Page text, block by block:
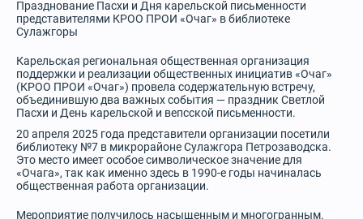
Празднование Пасхи и Дня карельской письменности
представителями КРОО ПРОИ «Очаг» в библиотеке
Сулажгоры
Карельская региональная общественная организация
поддержки и реализации общественных инициатив «Очаг»
(КРОО ПРОИ «Очаг») провела содержательную встречу,
объединившую два важных события — праздник Светлой
Пасхи и День карельской и вепсской письменности.
20 апреля 2025 года представители организации посетили
библиотеку №7 в микрорайоне Сулажгора Петрозаводска.
Это место имеет особое символическое значение для
«Очага», так как именно здесь в 1990-е годы начиналась
общественная работа организации.
Мероприятие получилось насыщенным и многогранным.